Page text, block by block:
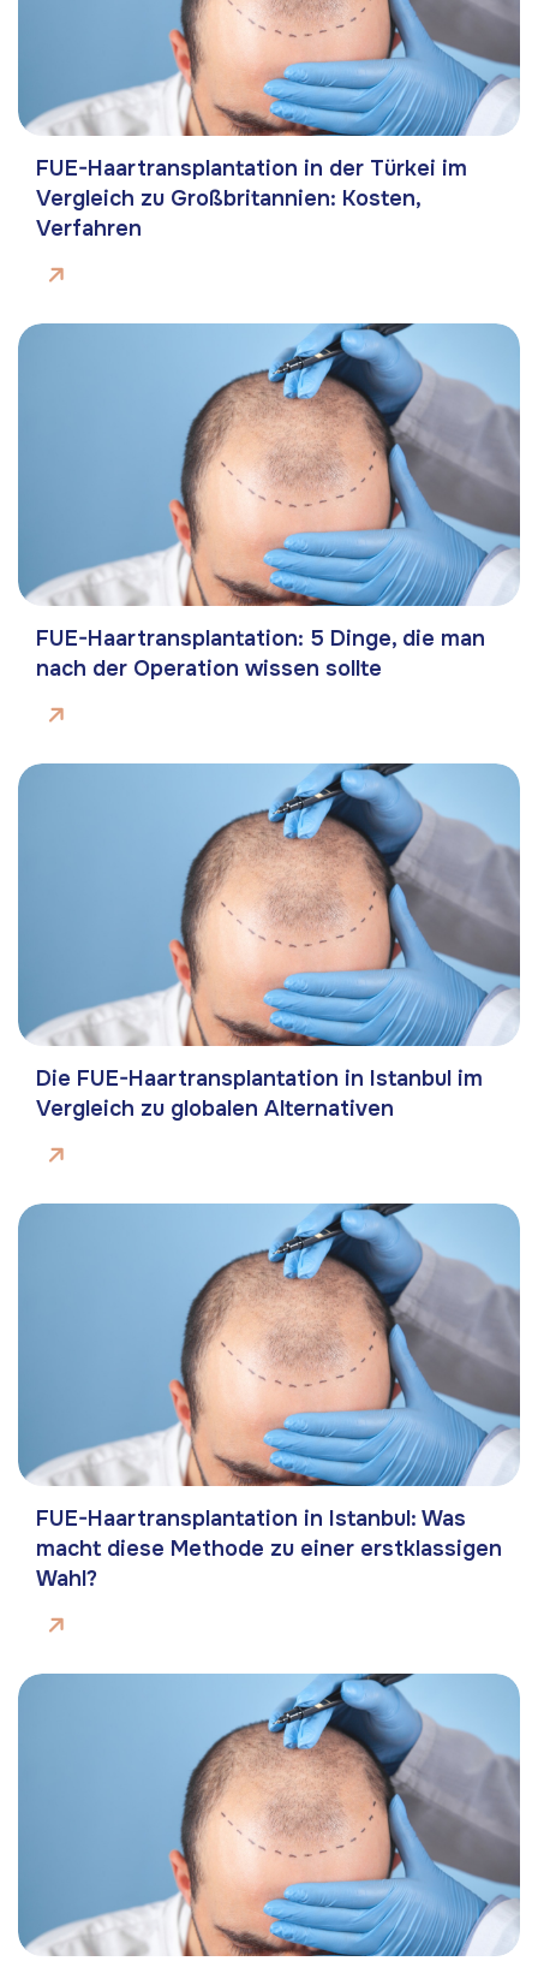
FUE-Haartransplantation in der Türkei im
Vergleich zu Großbritannien: Kosten,
Verfahren
FUE-Haartransplantation: 5 Dinge, die man
nach der Operation wissen sollte
Die FUE-Haartransplantation in Istanbul im
Vergleich zu globalen Alternativen
FUE-Haartransplantation in Istanbul: Was
macht diese Methode zu einer erstklassigen
Wahl?